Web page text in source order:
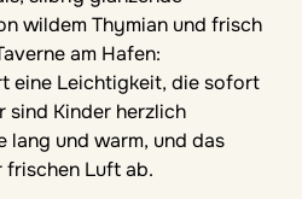
wildem Thymian und frisch
am Hafen:
eine Leichtigkeit, die sofort
sind Kinder herzlich
lang und warm, und das
frischen Luft ab.